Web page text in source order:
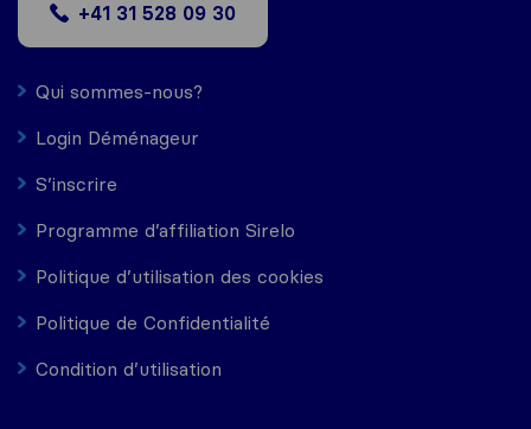
+41 31 528 09 30
Qui sommes-nous?
Login Déménageur
S’inscrire
Programme d’affiliation Sirelo
Politique d’utilisation des cookies
Politique de Confidentialité
Condition d’utilisation